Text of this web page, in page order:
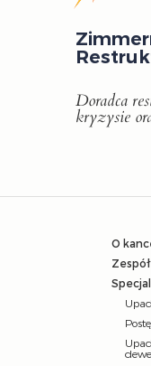
Doradca
kryzysie
O
Zespół